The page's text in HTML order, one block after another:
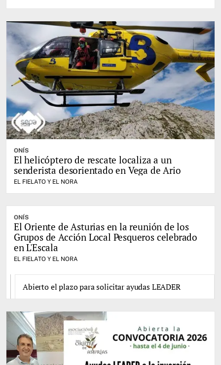
ONÍS
El helicóptero de rescate localiza a un
senderista desorientado en Vega de Ario
EL FIELATO Y EL NORA
ONÍS
El Oriente de Asturias en la reunión de los
Grupos de Acción Local Pesqueros celebrado
en L'Escala
EL FIELATO Y EL NORA
Abierto el plazo para solicitar ayudas LEADER